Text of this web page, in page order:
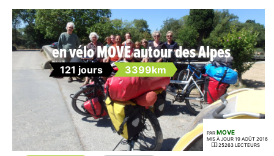
en vélo MOVE autour des Alpes
121 jours 3399km
PAR MOVE
MIS À JOUR 19 AOÛT 2016
25263 LECTEURS